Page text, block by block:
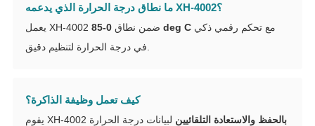
ما نطاق درجة الحرارة الذي يدعمه XH-4002؟
يعمل XH-4002 ضمن نطاق 0-85 deg Cمع تحكم رقمي ذكي
كيف تعمل وظيفة الذاكرة؟
يقوم XH-4002 بالحفظ والاستعادة التلقائيين لبيانات درجة الحرارة